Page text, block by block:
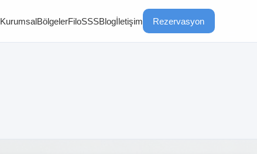
KurumsalBölgelerFiloSSSBlogİletişim Rezervasyon